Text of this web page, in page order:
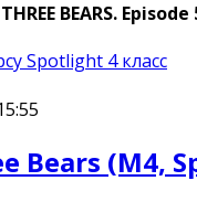
BEARS. Episode
Spotlight 4 класс
Bears (M4,